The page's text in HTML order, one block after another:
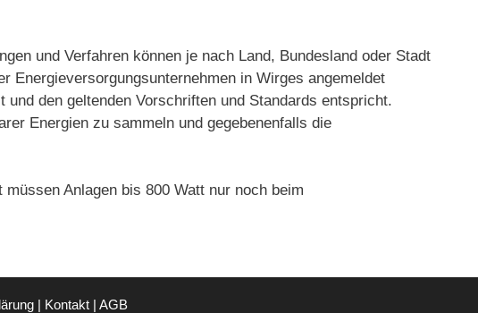
und Verfahren können je nach Land, Bundesland oder Stadt
Energieversorgungsunternehmen in Wirges angemeldet
den geltenden Vorschriften und Standards entspricht.
Energien zu sammeln und gegebenenfalls die
Anlagen bis 800 Watt nur noch beim
Kontakt AGB